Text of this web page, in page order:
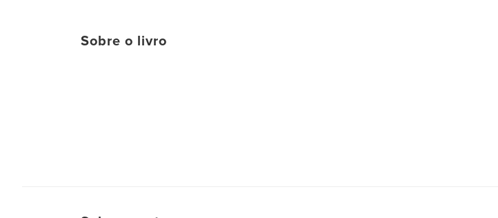
Sobre o livro